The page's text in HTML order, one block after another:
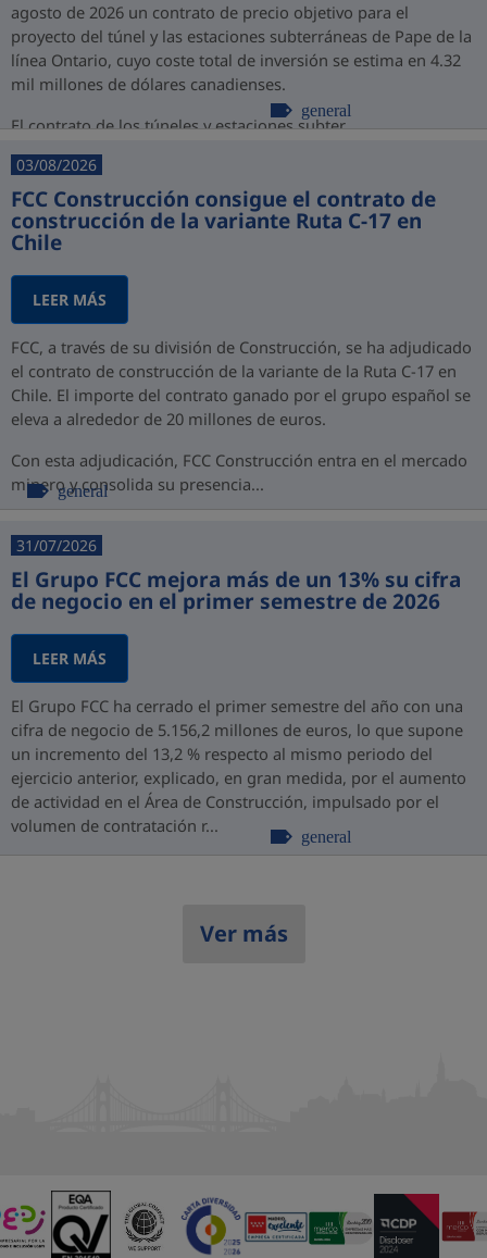
agosto de 2026 un contrato de precio objetivo para el
proyecto del túnel y las estaciones subterráneas de Pape de la
línea Ontario, cuyo coste total de inversión se estima en 4.32
mil millones de dólares canadienses.
El contrato de los túneles y estaciones subter...
general
03/08/2026
FCC Construcción consigue el contrato de
construcción de la variante Ruta C-17 en
Chile
LEER MÁS
FCC, a través de su división de Construcción, se ha adjudicado
el contrato de construcción de la variante de la Ruta C-17 en
Chile. El importe del contrato ganado por el grupo español se
eleva a alrededor de 20 millones de euros.
Con esta adjudicación, FCC Construcción entra en el mercado
minero y consolida su presencia...
general
31/07/2026
El Grupo FCC mejora más de un 13% su cifra
de negocio en el primer semestre de 2026
LEER MÁS
El Grupo FCC ha cerrado el primer semestre del año con una
cifra de negocio de 5.156,2 millones de euros, lo que supone
un incremento del 13,2 % respecto al mismo periodo del
ejercicio anterior, explicado, en gran medida, por el aumento
de actividad en el Área de Construcción, impulsado por el
volumen de contratación r...
general
Ver más